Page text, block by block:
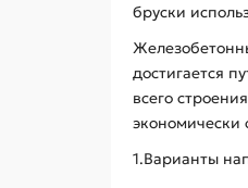
бруски
достигается
всего
экономически
1.Варианты